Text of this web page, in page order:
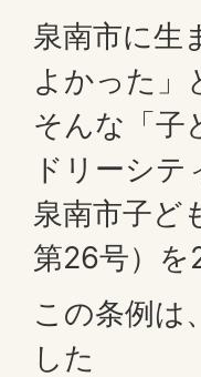
泉南市に生
よかった」
そんな「子
ドリーシ
泉南市子ど
第26号）を
この条例は
した